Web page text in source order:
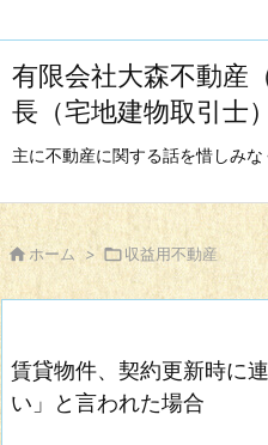
有限会社大森不動産
長（宅地建物取引士
主に不動産に関する話を惜しみな
 ホーム > 収益用不動産
賃貸物件、契約更新時に
い」と言われた場合